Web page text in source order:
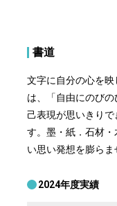
書道
文字に自分の心を
は、「自由にのび
己表現が思いきり
す。墨・紙．石材
い思い発想を膨らま
2024年度実績